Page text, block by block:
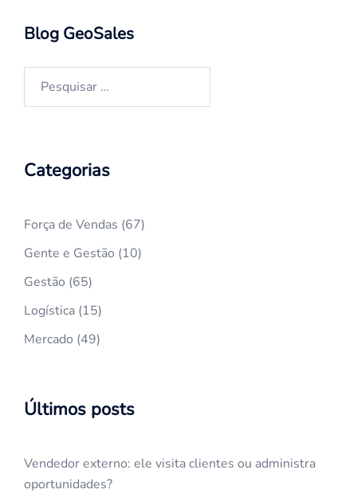
Blog GeoSales
por:
Categorias
Força de Vendas (67)
Gente e Gestão (10)
Gestão (65)
Logística (15)
Mercado (49)
Últimos posts
Vendedor externo: ele visita clientes ou administra
oportunidades?